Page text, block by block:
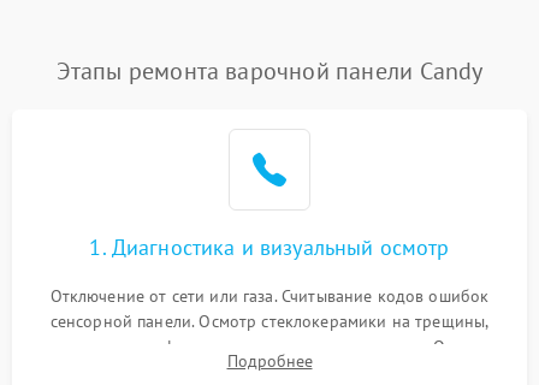
Этапы ремонта варочной панели Candy
1. Диагностика и визуальный осмотр
Отключение от сети или газа. Считывание кодов ошибок
сенсорной панели. Осмотр стеклокерамики на трещины,
проверка конфорок на равномерность нагрева. Опрос
клиента о симптомах (не включается, не видит посуду,
Подробнее